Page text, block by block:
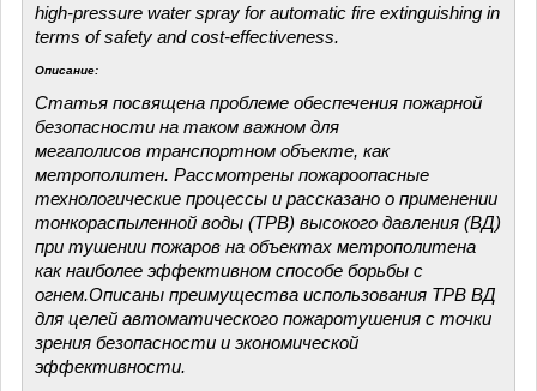
high-pressure water spray for automatic fire extinguishing in
terms of safety and cost-effectiveness.
Описание:
Статья посвящена проблеме обеспечения пожарной
безопасности на таком важном для
мегаполисов транспортном объекте, как
метрополитен. Рассмотрены пожароопасные
технологические процессы и рассказано о применении
тонкораспыленной воды (ТРВ) высокого давления (ВД)
при тушении пожаров на объектах метрополитена
как наиболее эффективном способе борьбы с
огнем.Описаны преимущества использования ТРВ ВД
для целей автоматического пожаротушения с точки
зрения безопасности и экономической
эффективности.